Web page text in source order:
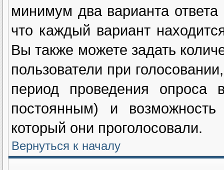
минимум два варианта
что каждый вариант
Вы также можете задать
пользователи при
период проведения опроса
постоянным) и возможность
который они проголосовали.
Вернуться к началу